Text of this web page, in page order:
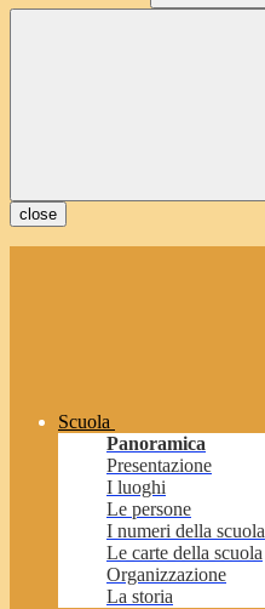
close
Scuola
Panoramica
Presentazione
I luoghi
Le persone
I numeri della scuola
Le carte della scuola
Organizzazione
La storia